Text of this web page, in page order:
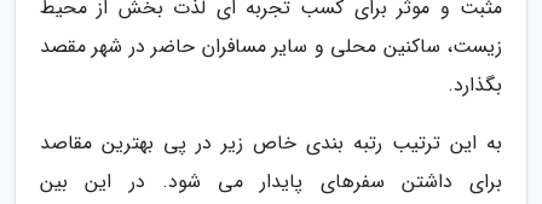
مثبت و موثر برای کسب تجربه ای لذت بخش از محیط
زیست، ساکنین محلی و سایر مسافران حاضر در شهر مقصد
بگذارد.
به این ترتیب رتبه بندی خاص زیر در پی بهترین مقاصد
برای داشتن سفرهای پایدار می شود. در این بین